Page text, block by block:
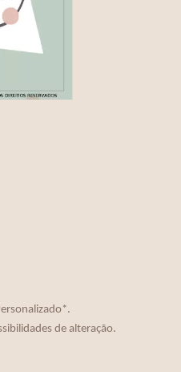
de alteração.